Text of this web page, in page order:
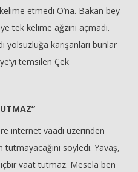
etmedi O’na. Bakan bey
tek kelime ağzını açmadı.
yolsuzluğa karışanları bunlar
temsilen Çek
internet vaadi üzerinden
söyledi. Yavaş,
vaat tutmaz. Mesela ben